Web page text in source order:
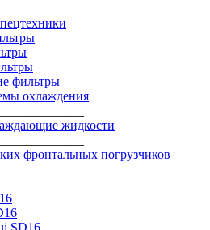
фильтры
охлаждения
жидкости
фронтальных погрузчиков
SD16